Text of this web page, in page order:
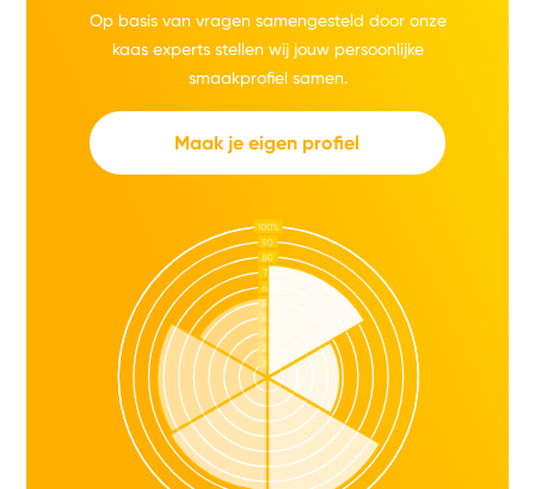
Op basis van vragen samengesteld door onze
kaas experts stellen wij jouw persoonlijke
smaakprofiel samen.
Maak je eigen profiel